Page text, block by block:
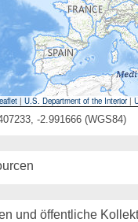
| U.S. Department of the Interior|
-2.991666 (WGS84)
und öffentliche